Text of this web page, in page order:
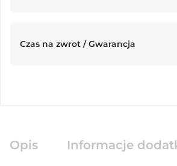
Czas na zwrot / Gwarancja
Opis Informacje